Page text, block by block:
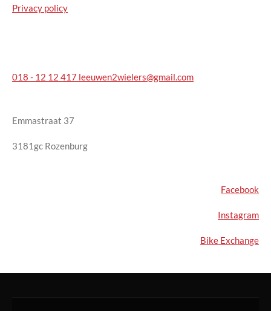
Privacy policy
018 - 12 12 417 leeuwen2wielers@gmail.com
Emmastraat 37
3181gc Rozenburg
Facebook
Instagram
Bike Exchange